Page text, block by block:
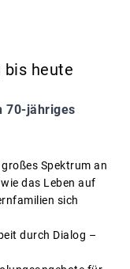
bis heute
70-jähriges
Spektrum an
das Leben auf
sich
durch Dialog –